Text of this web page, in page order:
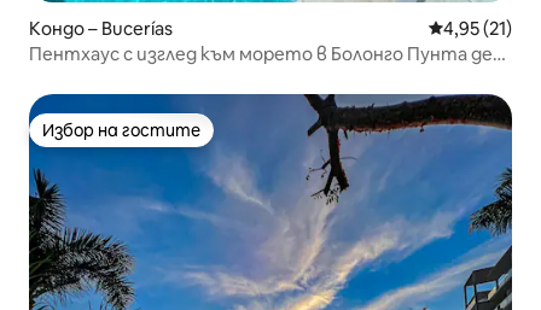
Кондо – Bucerías Средна
4,95 (21)
Пентхаус с изглед към морето в Болонго Пунта де
Избор на гостите
Избор на гостите